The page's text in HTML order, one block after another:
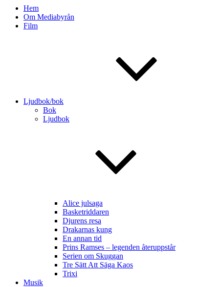
Hem
Om Mediabyrån
Film
Ljudbok/bok
Bok
Ljudbok
Alice julsaga
Basketriddaren
Djurens resa
Drakarnas kung
En annan tid
Prins Ramses – legenden återuppstår
Serien om Skuggan
Tre Sätt Att Säga Kaos
Trixi
Musik